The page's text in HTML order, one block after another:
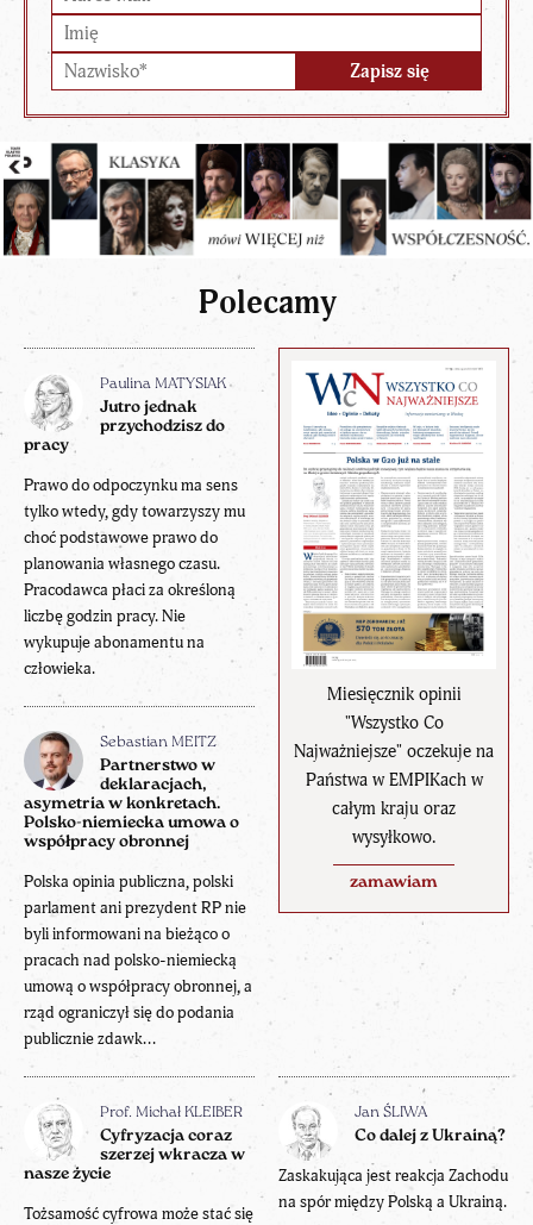
Polecamy
Miesięcznik opinii
"Wszystko Co
Najważniejsze" oczekuje na
Państwa w EMPIKach w
całym kraju oraz
wysyłkowo.
zamawiam
Paulina MATYSIAK
Jutro jednak
przychodzisz do
pracy
Prawo do odpoczynku ma sens
tylko wtedy, gdy towarzyszy mu
choć podstawowe prawo do
planowania własnego czasu.
Pracodawca płaci za określoną
liczbę godzin pracy. Nie
wykupuje abonamentu na
człowieka.
Sebastian MEITZ
Partnerstwo w
deklaracjach,
asymetria w konkretach.
Polsko-niemiecka umowa o
współpracy obronnej
Polska opinia publiczna, polski
parlament ani prezydent RP nie
byli informowani na bieżąco o
pracach nad polsko-niemiecką
umową o współpracy obronnej, a
rząd ograniczył się do podania
publicznie zdawk...
Prof. Michał KLEIBER
Cyfryzacja coraz
szerzej wkracza w
nasze życie
Tożsamość cyfrowa może stać się
Jan ŚLIWA
Co dalej z Ukrainą?
Zaskakująca jest reakcja Zachodu
na spór między Polską a Ukrainą.